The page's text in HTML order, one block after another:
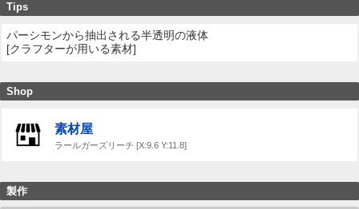
Tips
パーシモンから抽出される半透明の液体
[クラフターが用いる素材]
Shop
素材屋
ラールガーズリーチ [X:9.6 Y:11.8]
製作